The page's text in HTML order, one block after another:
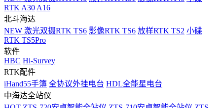
RTK A30 A16
北斗海达
NEW 激光双摄RTK TS6 影像RTK TS6 放样RTK TS2 小碟
RTK TS5Pro
软件
HBC Hi-Survey
RTK配件
iHand55手簿 全协议外挂电台 HDL全能星电台
中海达全站仪